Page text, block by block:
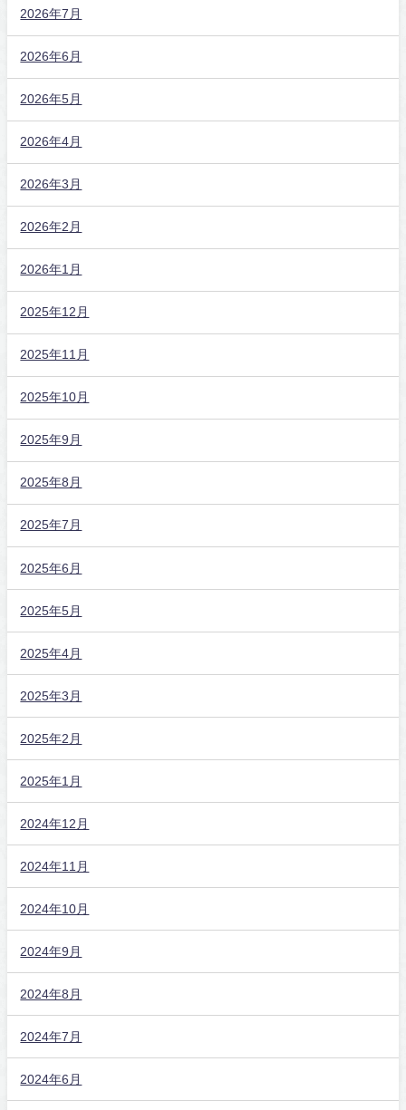
2026年7月
2026年6月
2026年5月
2026年4月
2026年3月
2026年2月
2026年1月
2025年12月
2025年11月
2025年10月
2025年9月
2025年8月
2025年7月
2025年6月
2025年5月
2025年4月
2025年3月
2025年2月
2025年1月
2024年12月
2024年11月
2024年10月
2024年9月
2024年8月
2024年7月
2024年6月